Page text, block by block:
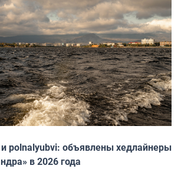
polnalyubvi: объявлены хедлайнеры
в 2026 года